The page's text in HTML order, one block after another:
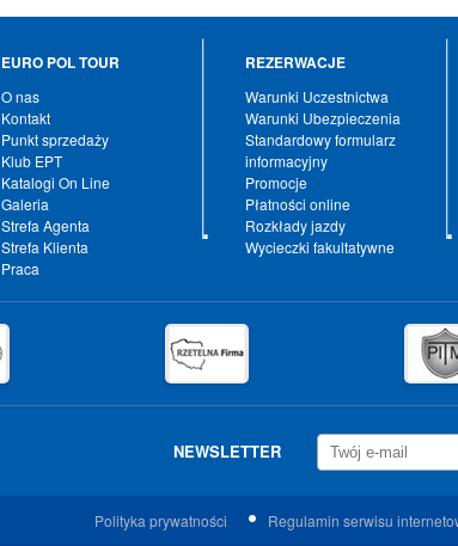
EURO POL TOUR
O nas
Kontakt
Punkt sprzedaży
Klub EPT
Katalogi On Line
Galeria
Strefa Agenta
Strefa Klienta
Praca
REZERWACJE
Warunki Uczestnictwa
Warunki Ubezpieczenia
Standardowy formularz
informacyjny
Promocje
Płatności online
Rozkłady jazdy
Wycieczki fakultatywne
NEWSLETTER
Polityka prywatności Regulamin serwisu